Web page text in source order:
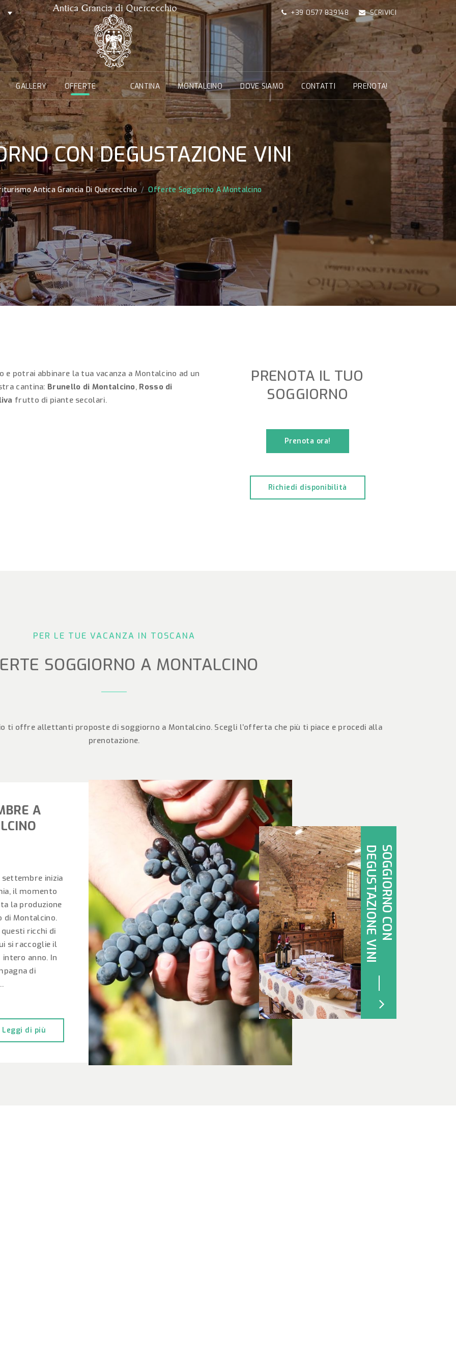
+39 0577 839148 SCRIVICI
GALLERY OFFERTE CANTINA MONTALCINO DOVE SIAMO CONTATTI PRENOTA!
CON DEGUSTAZIONE VINI
Antica Grancia Di Quercecchio Offerte Soggiorno A Montalcino
potrai abbinare la tua vacanza a Montalcino ad un
cantina: Brunello di Montalcino, Rosso di
frutto di piante secolari.
PRENOTA IL TUO
SOGGIORNO
Prenota ora!
Richiedi disponibilità
PER LE TUE VACANZA IN TOSCANA
SOGGIORNO A MONTALCINO
ti offre allettanti proposte di soggiorno a Montalcino. Scegli l’offerta che più ti piace e procedi alla
prenotazione.
A
settembre inizia
il momento
la produzione
di Montalcino.
ricchi di
si raccoglie il
anno. In
di
Leggi di più
S
O
G
G
I
O
R
N
O
C
O
N
D
E
G
U
S
T
A
Z
I
O
N
E
V
I
N
I